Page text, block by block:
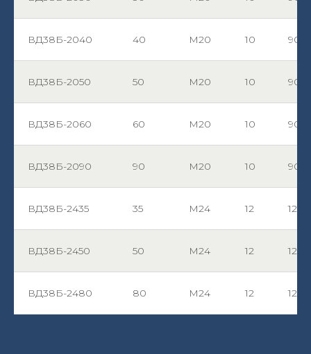
ВД38Б-2040 40 М20 10 90
ВД38Б-2050 50 М20 10 90
ВД38Б-2060 60 М20 10 90
ВД38Б-2090 90 М20 10 90
ВД38Б-2435 35 М24 12 120
ВД38Б-2450 50 М24 12 120
ВД38Б-2480 80 М24 12 120